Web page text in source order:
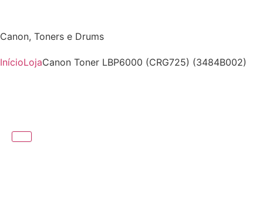
Canon, Toners e Drums
InícioLojaCanon Toner LBP6000 (CRG725) (3484B002)